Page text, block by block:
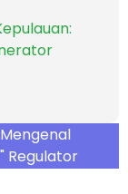
Regulator